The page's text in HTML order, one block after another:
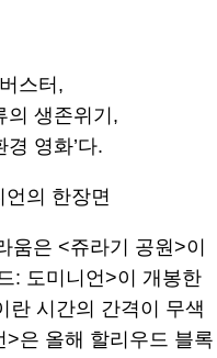
스터,
의 생존위기,
영화’다.
움은 <쥬라기 공원>이
: 도미니언>이 개봉한
란 시간의 간격이 무색
은 올해 할리우드 블록